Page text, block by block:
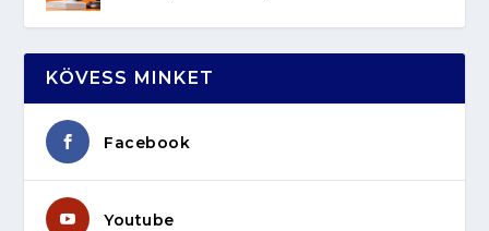
KÖVESS MINKET
Facebook
Youtube